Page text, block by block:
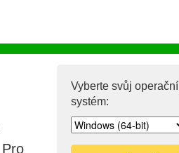
Vyberte svůj operační
systém: